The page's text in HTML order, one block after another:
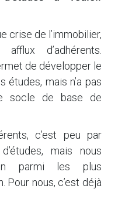
crise de l’immobilier,
d’adhérents.
de développer le
mais n’a pas
socle de base de
c’est peu par
mais nous
parmi les plus
Pour nous, c’est déjà